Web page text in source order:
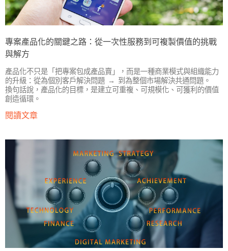
專案產品化的關鍵之路：從一次性服務到可複製價值的挑戰
與解方
產品化不只是「把專案包成產品賣」，而是一種商業模式與組織能力
的升級：從為個別客戶解決問題 → 到為整個市場解決共通問題。
換句話說，產品化的目標，是建立可重複、可規模化、可獲利的價值
創造循環。
閱讀文章